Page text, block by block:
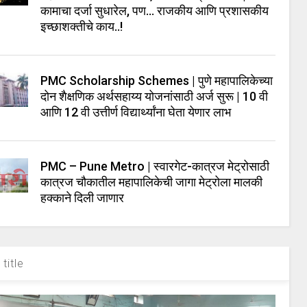
कामाचा दर्जा सुधारेल, पण… राजकीय आणि प्रशासकीय
इच्छाशक्तीचे काय..!
PMC Scholarship Schemes | पुणे महापालिकेच्या
दोन शैक्षणिक अर्थसहाय्य योजनांसाठी अर्ज सुरू | 10 वी
आणि 12 वी उत्तीर्ण विद्यार्थ्यांना घेता येणार लाभ
PMC – Pune Metro | स्वारगेट-कात्रज मेट्रोसाठी
कात्रज चौकातील महापालिकेची जागा मेट्रोला मालकी
हक्काने दिली जाणार